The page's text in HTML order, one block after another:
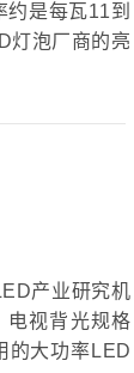
是每瓦11到
灯泡厂商的亮
产业研究机
电视背光规格
的大功率LED